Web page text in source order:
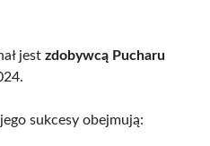
jest zdobywcą Pucharu
sukcesy obejmują: